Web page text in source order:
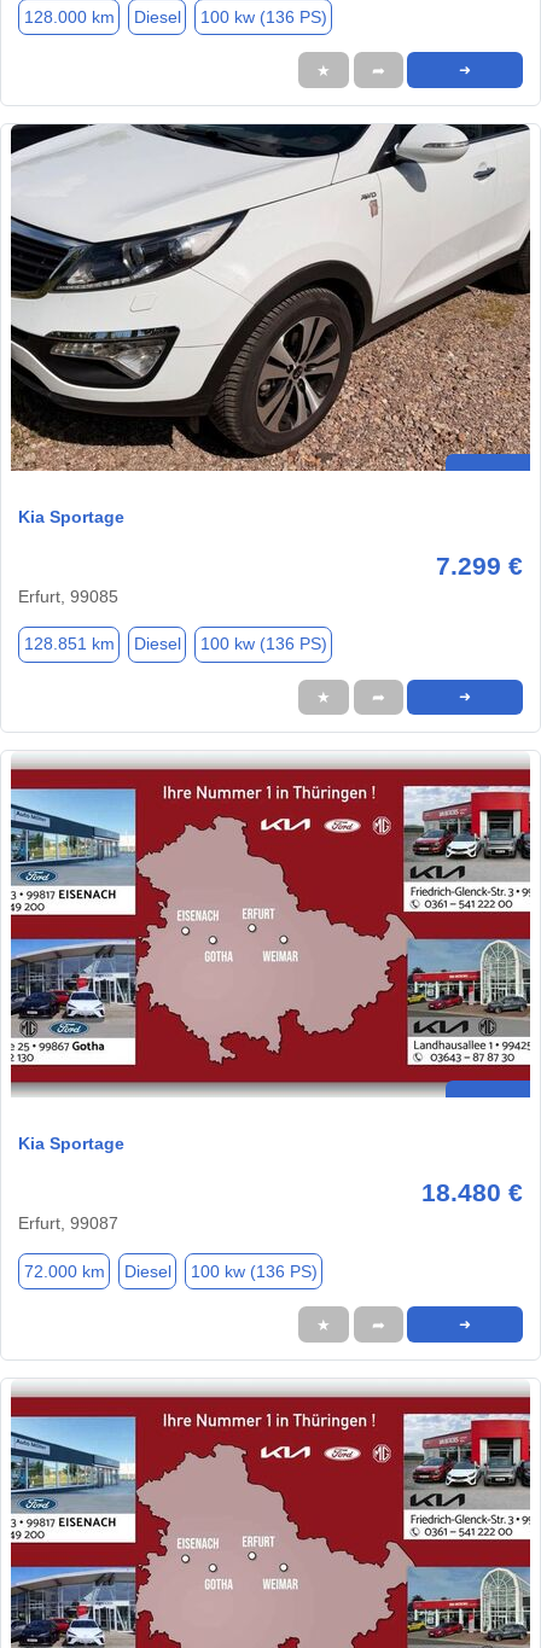
128.000 km Diesel 100 kw (136 PS)
★ ➦ ➜
Kia Sportage
7.299 €
Erfurt, 99085
128.851 km Diesel 100 kw (136 PS)
★ ➦ ➜
Kia Sportage
18.480 €
Erfurt, 99087
72.000 km Diesel 100 kw (136 PS)
★ ➦ ➜